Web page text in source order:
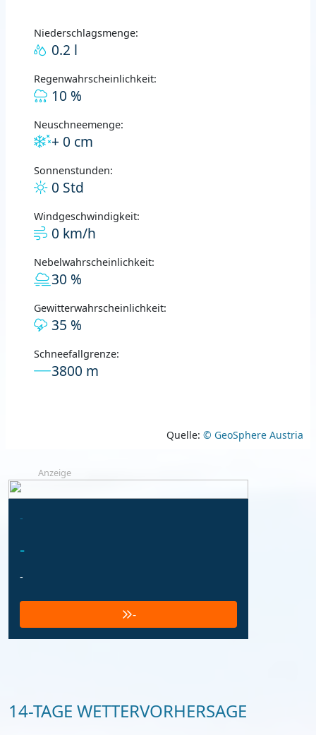
Niederschlagsmenge:
0.2 l
Regenwahrscheinlichkeit:
10 %
Neuschneemenge:
+ 0 cm
Sonnenstunden:
0 Std
Windgeschwindigkeit:
0 km/h
Nebelwahrscheinlichkeit:
30 %
Gewitterwahrscheinlichkeit:
35 %
Schneefallgrenze:
3800 m
Quelle: © GeoSphere Austria
Anzeige
-
-
-
-
14-TAGE WETTERVORHERSAGE